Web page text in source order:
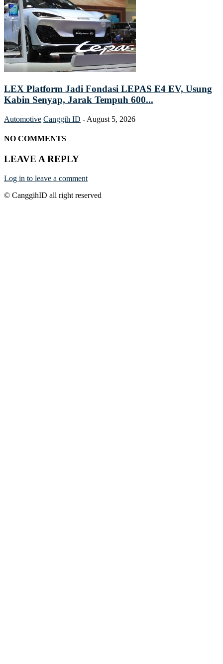
LEX Platform Jadi Fondasi LEPAS E4 EV, Usung
Kabin Senyap, Jarak Tempuh 600...
Automotive Canggih ID - August 5, 2026
NO COMMENTS
LEAVE A REPLY
Log in to leave a comment
© CanggihID all right reserved